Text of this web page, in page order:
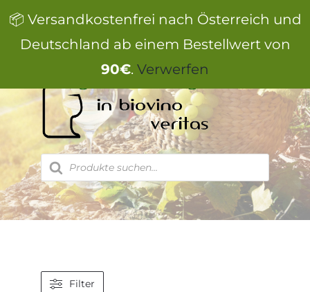
📦 Versandkostenfrei nach Österreich und
Deutschland ab einem Bestellwert von
90€. Verwerfen
Inhalt
springen
Products
search
Filter